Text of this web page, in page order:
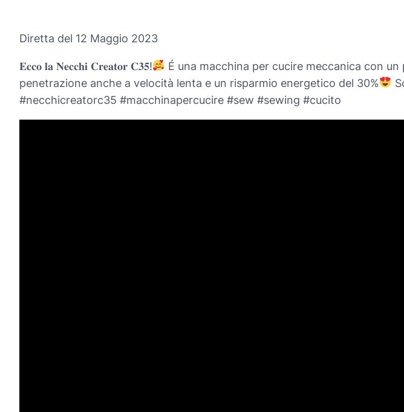
Diretta del 12 Maggio 2023
𝐄𝐜𝐜𝐨 𝐥𝐚 𝐍𝐞𝐜𝐜𝐡𝐢 𝐂𝐫𝐞𝐚𝐭𝐨𝐫 𝐂𝟑𝟓!
É una macchina per cucire meccanica con
penetrazione anche a velocità lenta e un risparmio energetico del 30%
#necchicreatorc35 #macchinapercucire #sew #sewing #cucito